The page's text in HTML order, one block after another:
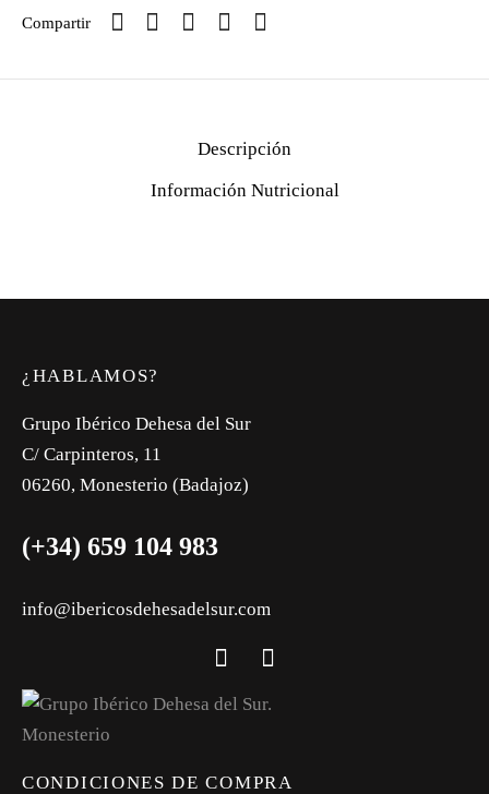
Compartir
Descripción
Información Nutricional
¿HABLAMOS?
Grupo Ibérico Dehesa del Sur
C/ Carpinteros, 11
06260, Monesterio (Badajoz)
(+34) 659 104 983
info@ibericosdehesadelsur.com
CONDICIONES DE COMPRA